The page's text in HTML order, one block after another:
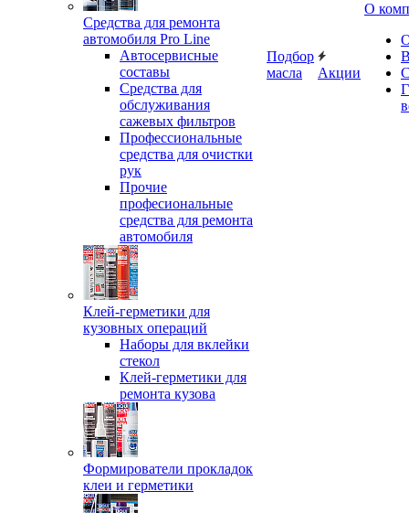
Средства для ремонта
автомобиля Pro Line
Автосервисные
составы
Средства для
обслуживания
сажевых фильтров
Профессиональные
средства для очистки
рук
Прочие
професиональные
средства для ремонта
автомобиля
Клей-герметики для
кузовных операций
Наборы для вклейки
стекол
Клей-герметики для
ремонта кузова
Формирователи прокладок
клеи и герметики
Подбор
масла
Акции
О